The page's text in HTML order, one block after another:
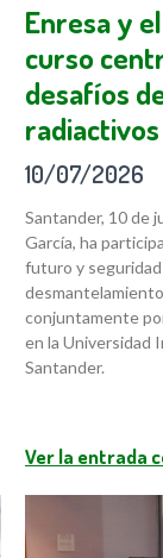
Enresa y
curso
desafíos
radiactivos
10/07/2026
Santander, 10 de
García, ha
futuro y
conjuntamente
en la Universidad
Santander.
Ver la entrada